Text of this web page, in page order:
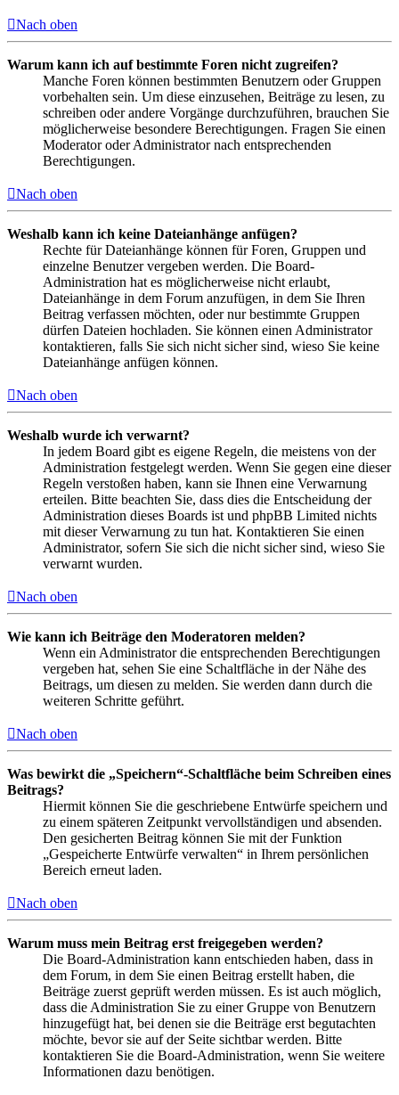
Nach oben
Warum kann ich auf bestimmte Foren nicht zugreifen?
Manche Foren können bestimmten Benutzern oder Gruppen
vorbehalten sein. Um diese einzusehen, Beiträge zu lesen, zu
schreiben oder andere Vorgänge durchzuführen, brauchen Sie
möglicherweise besondere Berechtigungen. Fragen Sie einen
Moderator oder Administrator nach entsprechenden
Berechtigungen.
Nach oben
Weshalb kann ich keine Dateianhänge anfügen?
Rechte für Dateianhänge können für Foren, Gruppen und
einzelne Benutzer vergeben werden. Die Board-
Administration hat es möglicherweise nicht erlaubt,
Dateianhänge in dem Forum anzufügen, in dem Sie Ihren
Beitrag verfassen möchten, oder nur bestimmte Gruppen
dürfen Dateien hochladen. Sie können einen Administrator
kontaktieren, falls Sie sich nicht sicher sind, wieso Sie keine
Dateianhänge anfügen können.
Nach oben
Weshalb wurde ich verwarnt?
In jedem Board gibt es eigene Regeln, die meistens von der
Administration festgelegt werden. Wenn Sie gegen eine dieser
Regeln verstoßen haben, kann sie Ihnen eine Verwarnung
erteilen. Bitte beachten Sie, dass dies die Entscheidung der
Administration dieses Boards ist und phpBB Limited nichts
mit dieser Verwarnung zu tun hat. Kontaktieren Sie einen
Administrator, sofern Sie sich die nicht sicher sind, wieso Sie
verwarnt wurden.
Nach oben
Wie kann ich Beiträge den Moderatoren melden?
Wenn ein Administrator die entsprechenden Berechtigungen
vergeben hat, sehen Sie eine Schaltfläche in der Nähe des
Beitrags, um diesen zu melden. Sie werden dann durch die
weiteren Schritte geführt.
Nach oben
Was bewirkt die „Speichern“-Schaltfläche beim Schreiben eines
Beitrags?
Hiermit können Sie die geschriebene Entwürfe speichern und
zu einem späteren Zeitpunkt vervollständigen und absenden.
Den gesicherten Beitrag können Sie mit der Funktion
„Gespeicherte Entwürfe verwalten“ in Ihrem persönlichen
Bereich erneut laden.
Nach oben
Warum muss mein Beitrag erst freigegeben werden?
Die Board-Administration kann entschieden haben, dass in
dem Forum, in dem Sie einen Beitrag erstellt haben, die
Beiträge zuerst geprüft werden müssen. Es ist auch möglich,
dass die Administration Sie zu einer Gruppe von Benutzern
hinzugefügt hat, bei denen sie die Beiträge erst begutachten
möchte, bevor sie auf der Seite sichtbar werden. Bitte
kontaktieren Sie die Board-Administration, wenn Sie weitere
Informationen dazu benötigen.